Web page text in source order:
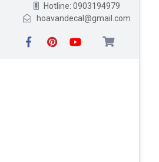
Hotline: 0903194979
hoavandecal@gmail.com